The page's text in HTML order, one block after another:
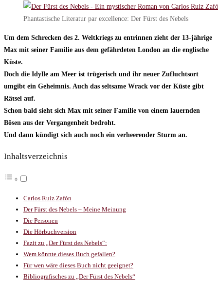
Phantastische Literatur par excellence: Der Fürst des Nebels
Um dem Schrecken des 2. Weltkriegs zu entrinnen zieht der 13-jährige
Max mit seiner Familie aus dem gefährdeten London an die englische
Küste.
Doch die Idylle am Meer ist trügerisch und ihr neuer Zufluchtsort
umgibt ein Geheimnis. Auch das seltsame Wrack vor der Küste gibt
Rätsel auf.
Schon bald sieht sich Max mit seiner Familie von einem lauernden
Bösen aus der Vergangenheit bedroht.
Und dann kündigt sich auch noch ein verheerender Sturm an.
Inhaltsverzeichnis
Carlos Ruiz Zafón
Der Fürst des Nebels – Meine Meinung
Die Personen
Die Hörbuchversion
Fazit zu „Der Fürst des Nebels“:
Wem könnte dieses Buch gefallen?
Für wen wäre dieses Buch nicht geeignet?
Bibliografisches zu „Der Fürst des Nebels“